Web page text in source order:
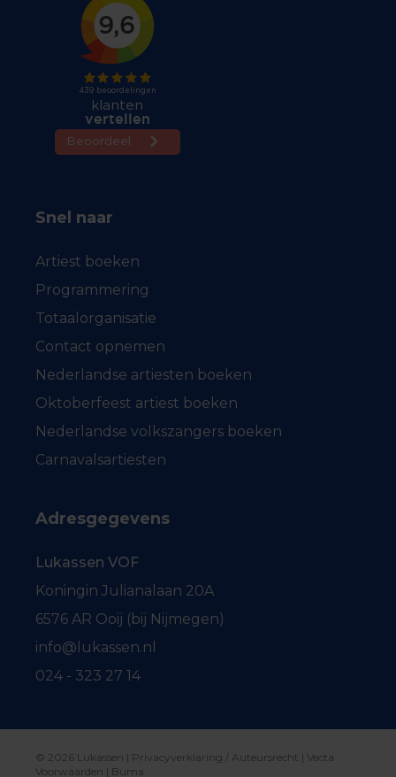
Snel naar
Artiest boeken
Programmering
Totaalorganisatie
Contact opnemen
Nederlandse artiesten boeken
Oktoberfeest artiest boeken
Nederlandse volkszangers boeken
Carnavalsartiesten
Adresgegevens
Lukassen VOF
Koningin Julianalaan 20A
6576 AR Ooij (bij Nijmegen)
info@lukassen.nl
024 - 323 27 14
© 2026 Lukassen | Privacyverklaring / Auteursrecht | Vecta
Voorwaarden | Buma